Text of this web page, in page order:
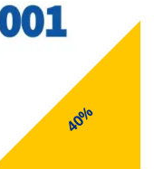
40%